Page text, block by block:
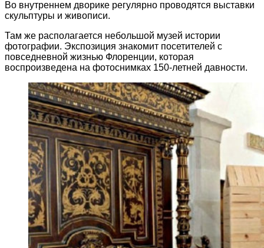
Во внутреннем дворике регулярно проводятся выставки
скульптуры и живописи.
Там же располагается небольшой музей истории
фотографии. Экспозиция знакомит посетителей с
повседневной жизнью Флоренции, которая
воспроизведена на фотоснимках 150-летней давности.